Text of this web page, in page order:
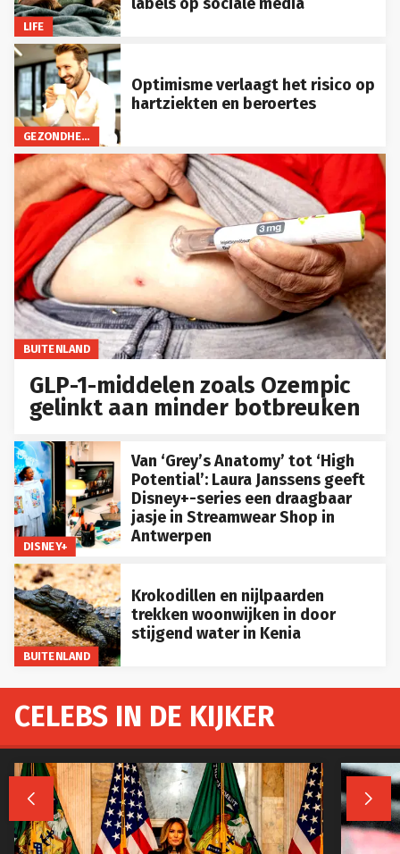
LIFE
GEZONDHEID
Optimisme verlaagt het risico op
hartziekten en beroertes
BUITENLAND
GLP-1-middelen zoals Ozempic
gelinkt aan minder botbreuken
DISNEY+
Van ‘Grey’s Anatomy’ tot ‘High
Potential’: Laura Janssens geeft
Disney+-series een draagbaar
jasje in Streamwear Shop in
Antwerpen
BUITENLAND
Krokodillen en nijlpaarden
trekken woonwijken in door
stijgend water in Kenia
CELEBS IN DE KIJKER
 